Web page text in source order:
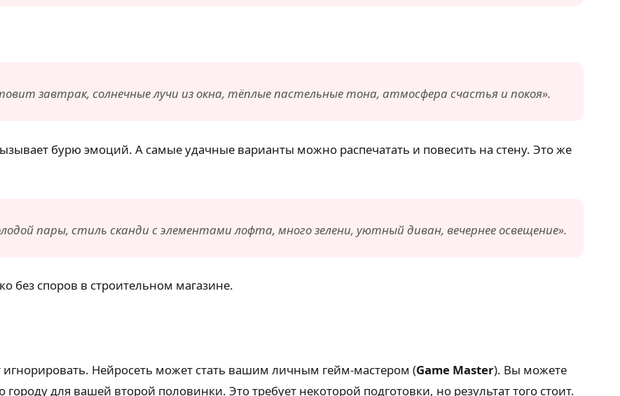
завтрак, солнечные лучи из окна, тёплые пастельные тона, атмосфера счастья и покоя».
бурю эмоций. А самые удачные варианты можно распечатать и повесить на стену. Это же
пары, стиль сканди с элементами лофта, много зелени, уютный диван, вечернее освещение».
без споров в строительном магазине.
Нейросеть может стать вашим личным гейм-мастером (Game Master). Вы можете
для вашей второй половинки. Это требует некоторой подготовки, но результат того стоит.